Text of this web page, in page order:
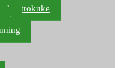
trokuke